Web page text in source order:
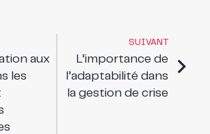
aux
les
SUIVANT
L’importance de
l’adaptabilité dans
la gestion de crise